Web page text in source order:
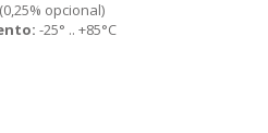
opcional)
-25° .. +85°C